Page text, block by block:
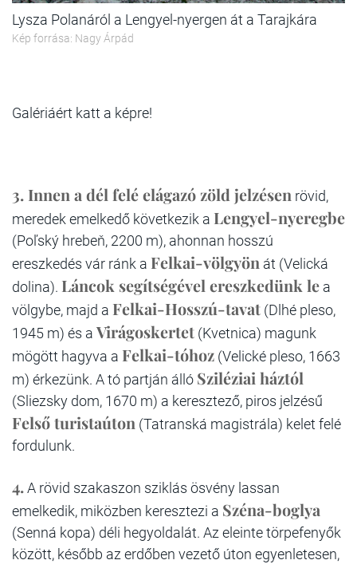
Lysza Polanáról a Lengyel-nyergen át a Tarajkára
Kép forrása: Nagy Árpád
Galériáért katt a képre!
3. Innen a dél felé elágazó zöld jelzésen rövid,
meredek emelkedő következik a Lengyel-nyeregbe
(Poľský hrebeň, 2200 m), ahonnan hosszú
ereszkedés vár ránk a Felkai-völgyön át (Velická
dolina). Láncok segítségével ereszkedünk le a
völgybe, majd a Felkai-Hosszú-tavat (Dlhé pleso,
1945 m) és a Virágoskertet (Kvetnica) magunk
mögött hagyva a Felkai-tóhoz (Velické pleso, 1663
m) érkezünk. A tó partján álló Sziléziai háztól
(Sliezsky dom, 1670 m) a keresztező, piros jelzésű
Felső turistaúton (Tatranská magistrála) kelet felé
fordulunk.
4.A rövid szakaszon sziklás ösvény lassan
emelkedik, miközben keresztezi a Széna-boglya
(Senná kopa) déli hegyoldalát. Az eleinte törpefenyők
között, később az erdőben vezető úton egyenletesen,